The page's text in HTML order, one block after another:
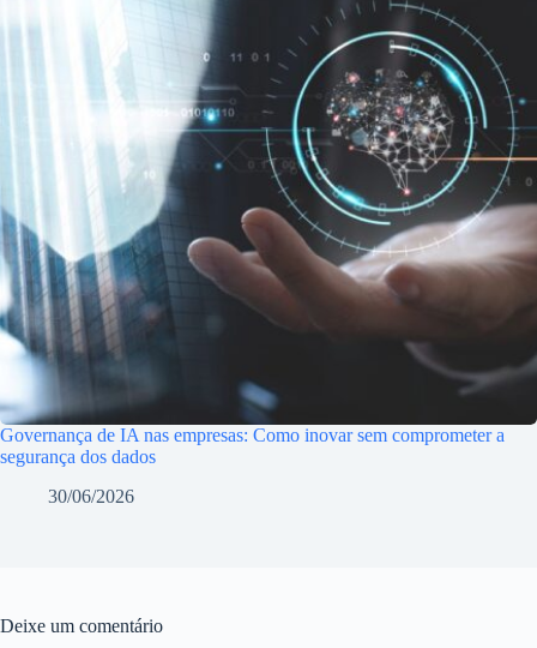
Governança de IA nas empresas: Como inovar sem comprometer a
segurança dos dados
30/06/2026
Deixe um comentário